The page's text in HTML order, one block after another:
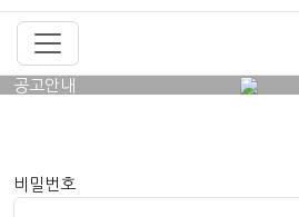
공고안내
비밀번호